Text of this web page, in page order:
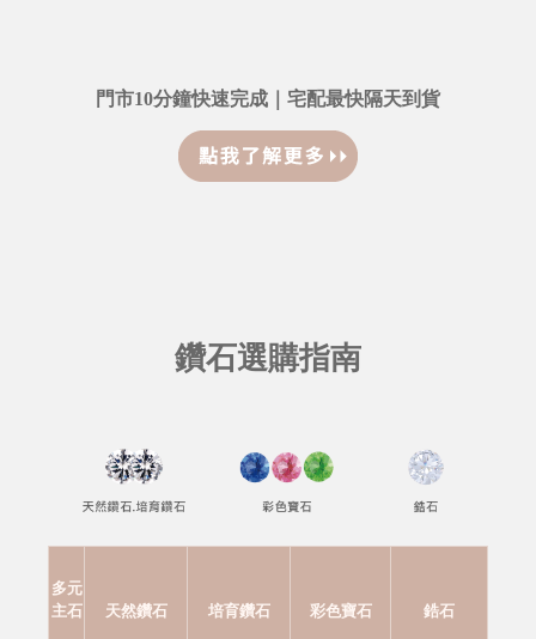
門市10分鐘快速完成｜宅配最快隔天到貨
鑽石選購指南
多元
主石
天然鑽石 培育鑽石 彩色寶石 鋯石